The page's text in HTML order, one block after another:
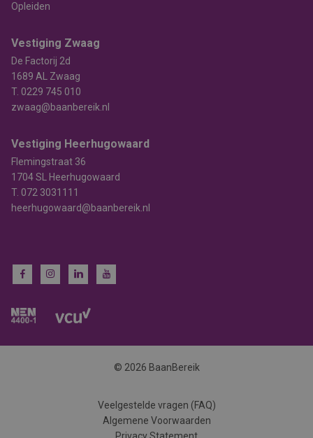
Opleiden
Vestiging Zwaag
De Factorij 2d
1689 AL Zwaag
T. 0229 745 010
zwaag@baanbereik.nl
Vestiging Heerhugowaard
Flemingstraat 36
1704 SL Heerhugowaard
T. 072 3031111
heerhugowaard@baanbereik.nl
© 2026 BaanBereik
Veelgestelde vragen (FAQ)
Algemene Voorwaarden